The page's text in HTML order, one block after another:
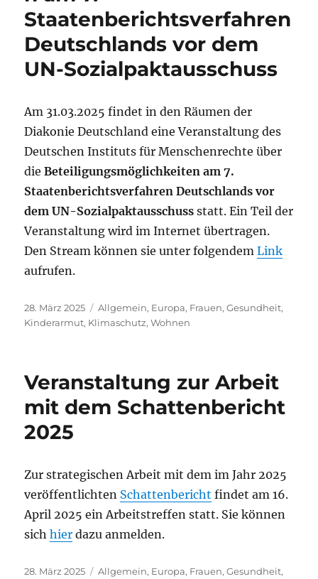
Staatenberichtsverfahren
Deutschlands vor dem
UN-Sozialpaktausschuss
Am 31.03.2025 findet in den Räumen der
Diakonie Deutschland eine Veranstaltung des
Deutschen Instituts für Menschenrechte über
dieBeteiligungsmöglichkeiten am 7.
Staatenberichtsverfahren Deutschlands vor
dem UN-Sozialpaktausschuss statt. Ein Teil der
Veranstaltung wird im Internet übertragen.
Den Stream können sie unter folgendemLink
aufrufen.
Veröffentlicht
am
28. März 2025 Kategorien
Allgemein, Europa, Frauen,Gesundheit,
Kinderarmut, Klimaschutz,Wohnen
Veranstaltung zur Arbeit
mit dem Schattenbericht
2025
Zur strategischen Arbeit mit dem im Jahr 2025
veröffentlichten Schattenbericht findet am 16.
April 2025 ein Arbeitstreffen statt. Sie können
sichhier dazu anmelden.
Veröffentlicht
28. März 2025 Kategorien
Allgemein, Europa, Frauen,Gesundheit,